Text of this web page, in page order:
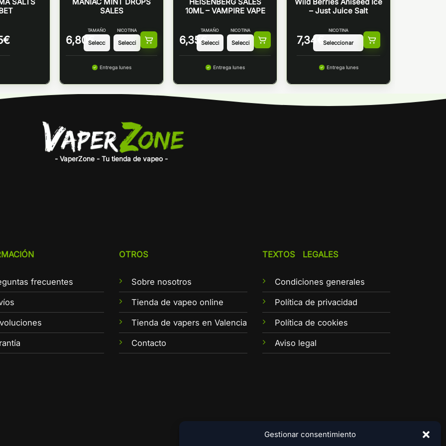
Gestionar consentimiento
€
SALES
6,80 €
TAMAÑO NICOTINA
Entrega lunes
10ML – VAMPIRE VAPE
6,35 €
TAMAÑO NICOTINA
Entrega lunes
– Just Juice Salt
7,34 €
NICOTINA
Entrega lunes
- VaperZone - Tu tienda de vapeo -
frecuentes
OTROS
Sobre nosotros
Tienda de vapeo online
Tienda de vapers en Valencia
Contacto
TEXTOS LEGALES
Condiciones generales
Política de privacidad
Política de cookies
Aviso legal